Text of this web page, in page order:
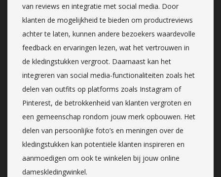
van reviews en integratie met social media. Door
klanten de mogelijkheid te bieden om productreviews
achter te laten, kunnen andere bezoekers waardevolle
feedback en ervaringen lezen, wat het vertrouwen in
de kledingstukken vergroot. Daarnaast kan het
integreren van social media-functionaliteiten zoals het
delen van outfits op platforms zoals Instagram of
Pinterest, de betrokkenheid van klanten vergroten en
een gemeenschap rondom jouw merk opbouwen. Het
delen van persoonlijke foto’s en meningen over de
kledingstukken kan potentiële klanten inspireren en
aanmoedigen om ook te winkelen bij jouw online
dameskledingwinkel.